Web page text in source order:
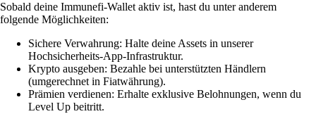
Sobald deine Immunefi-Wallet aktiv ist, hast du unter anderem
folgende Möglichkeiten:
Sichere Verwahrung: Halte deine Assets in unserer
Hochsicherheits-App-Infrastruktur.
Krypto ausgeben: Bezahle bei unterstützten Händlern
(umgerechnet in Fiatwährung).
Prämien verdienen: Erhalte exklusive Belohnungen, wenn du
Level Up beitritt.